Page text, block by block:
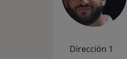
Dirección 1